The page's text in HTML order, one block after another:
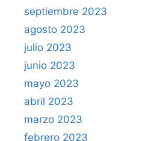
septiembre 2023
agosto 2023
julio 2023
junio 2023
mayo 2023
abril 2023
marzo 2023
febrero 2023